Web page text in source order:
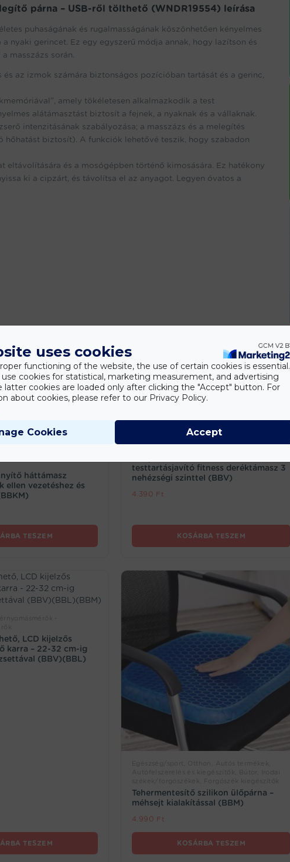
párna – USB-ről tölthető (WNDR19554) leírása
puhaságának és rugalmasságának köszönhetően kényelmes
nyaki gerincet. Ez egy egyszerű módja annak, hogy lazítson és
masszázs során.
az izmok számára biztonságos pozícióban tartását és a gerinc,
amely tökéletesen alkalmazkodik a test
alátámasztást biztosít a fejnek, a nyaknak és a vállaknak.
intenzitásának szabályozása; a masszázs és a melegítés
hőhatást biztosít). A funkciók lehetővé teszik, hogy szabadon
eltávolítására és a mosógépben történő kimosására. Ez hatékony
ki a cipzárt, és távolítsa el az anyagot. Legyen óvatos a
háttámasz
ellen vezetéshez és
TESZEM
Egészség/sport
testtartásjavító fitness deréktámasz 3
nehézségi szinttel (BBV)
4.390 Ft
KOSÁRBA TESZEM
LCD kijelzős
karra – 22-32 cm-ig
(BBV)(BBL)
TESZEM
Tehermentesítő szilikon ülőpárna –
méhsejt kialakítással (BBM)
4.990 Ft
KOSÁRBA TESZEM
uses cookies
functioning of the website, the use of certain cookies is essential.
cookies for statistical, marketing measurement, and advertising
latter cookies are loaded only after clicking the "Accept" button. For
about cookies, please refer to our Privacy Policy.
Cookies Accept